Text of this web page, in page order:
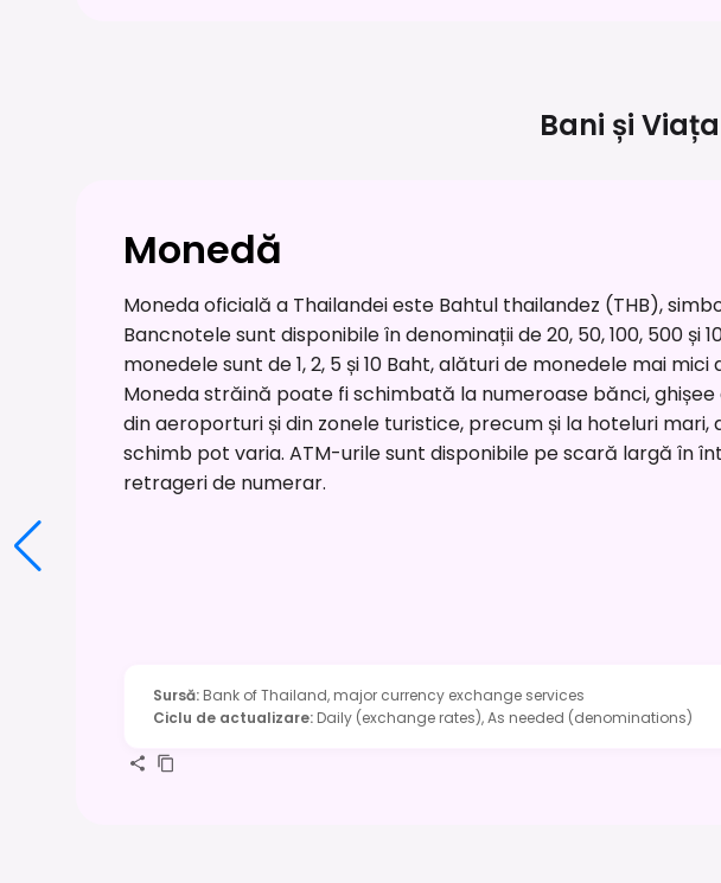
Bani și
Monedă
Moneda oficială a Thailandei este Bahtul thailandez (THB),
Bancnotele sunt disponibile în denominații de 20, 50, 100, 500 și
monedele sunt de 1, 2, 5 și 10 Baht, alături de monedele mai mici
Moneda străină poate fi schimbată la numeroase bănci,
din aeroporturi și din zonele turistice, precum și la hoteluri mari,
schimb pot varia. ATM-urile sunt disponibile pe scară largă în
retrageri de numerar.
Sursă: Bank of Thailand, major currency exchange services
Ciclu de actualizare: Daily (exchange rates), As needed (denominations)